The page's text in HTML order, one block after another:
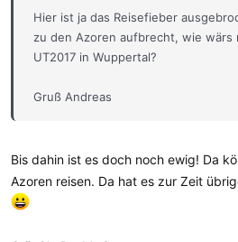
Hier ist ja das Reisefieber
zu den Azoren aufbrecht, wie wärs
UT2017 in Wuppertal?
Gruß Andreas
Bis dahin ist es doch noch ewig! Da
Azoren reisen. Da hat es zur Zeit